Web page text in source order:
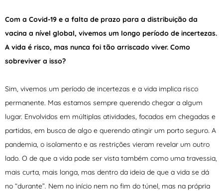
Com a Covid-19 e a falta de prazo para a distribuição da
vacina a nível global, vivemos um longo período de incertezas.
A vida é risco, mas nunca foi tão arriscado viver. Como
sobreviver a isso?
Sim, vivemos um período de incertezas e a vida implica risco
permanente. Mas estamos sempre querendo chegar a algum
lugar. Envolvidos em múltiplas atividades, focados em chegadas e
partidas, em busca de algo e querendo atingir um porto seguro. A
pandemia, o isolamento e as restrições vieram revelar um outro
lado. O de que a vida pode ser vista também como uma travessia,
mais curta, mais longa, mas dentro da ideia de que a vida se dá
no “durante”. Nem no início nem no fim do túnel, mas na própria